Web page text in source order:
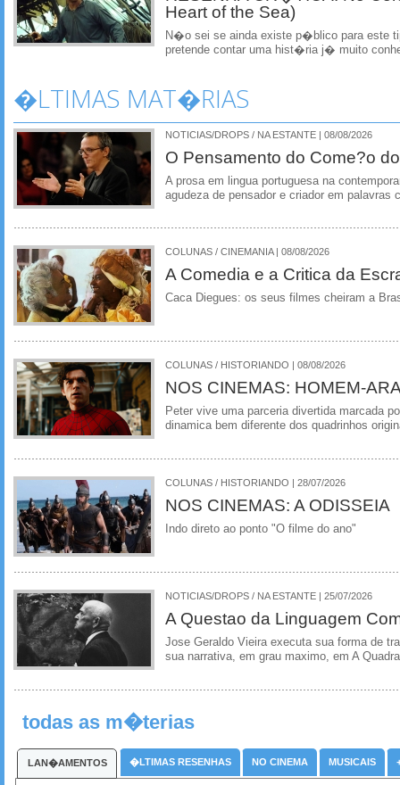
Heart of the Sea)
N�o sei se ainda existe p�blico para este
pretende contar uma hist�ria j� muito
�LTIMAS MAT�RIAS
NOTICIAS/DROPS / NA ESTANTE | 08/08/2026
O Pensamento do Come?o
A prosa em lingua portuguesa na
agudeza de pensador e criador em palavras
COLUNAS / CINEMANIA | 08/08/2026
A Comedia e a Critica da
Caca Diegues: os seus filmes cheiram a
COLUNAS / HISTORIANDO | 08/08/2026
NOS CINEMAS: HOMEM-
Peter vive uma parceria divertida marcada
dinamica bem diferente dos quadrinhos
COLUNAS / HISTORIANDO | 28/07/2026
NOS CINEMAS: A ODISSEIA
Indo direto ao ponto "O filme do ano"
NOTICIAS/DROPS / NA ESTANTE | 25/07/2026
A Questao da Linguagem
Jose Geraldo Vieira executa sua forma de
sua narrativa, em grau maximo, em A
todas as m�terias
LAN�AMENTOS �LTIMAS RESENHAS NO CINEMA MUSICAIS